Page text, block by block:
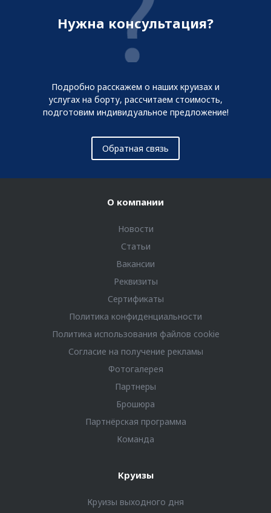
Нужна консультация?
Подробно расскажем о наших круизах и
услугах на борту, рассчитаем стоимость,
подготовим индивидуальное предложение!
Обратная связь
О компании
Новости
Статьи
Вакансии
Реквизиты
Сертификаты
Политика конфиденциальности
Политика использования файлов cookie
Согласие на получение рекламы
Фотогалерея
Партнеры
Брошюра
Партнёрская программа
Команда
Круизы
Круизы выходного дня